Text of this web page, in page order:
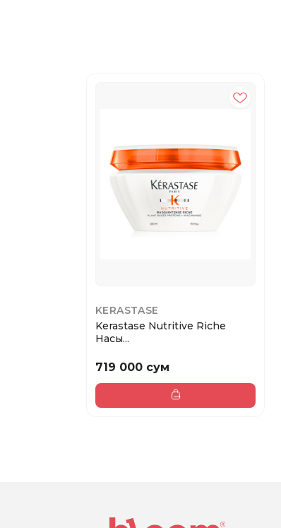
KERASTASE
Kerastase Nutritive Riсhe
Насы...
719 000 сум